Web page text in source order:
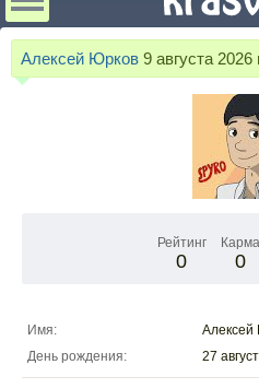
Алексей Юрков 9 августа 2026
Рейтинг
0
Карма
0
Имя:
Алексей
День рождения:
27